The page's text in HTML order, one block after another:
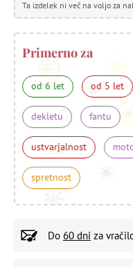
Ta izdelek ni več na voljo za
Primerno za
od 6 let od 5 let
dekletu fantu
ustvarjalnost
spretnost
Do 60 dni za